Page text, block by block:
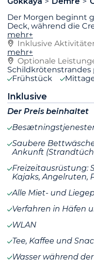
Der Morgen beginnt
Deck, während die
mehr+
Inklusive
mehr+
Optionale
Schildkrötenstrandes
Frühstück
Inklusive
Der Preis beinhaltet
Saubere
Ankunft
Freizeitausrüstung:
Kajaks, Angelruten,
Alle Miet- und
Verfahren in Häfen
WLAN
Tee, Kaffee und
Wasser während